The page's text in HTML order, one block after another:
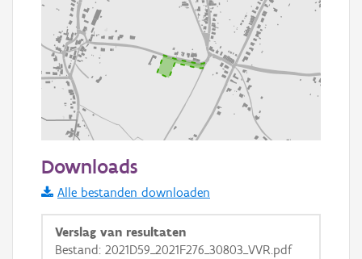
Informatie Vlaanderen
i
Downloads
Alle bestanden downloaden
Verslag van resultaten
Bestand: 2021D59_2021F276_30803_VVR.pdf